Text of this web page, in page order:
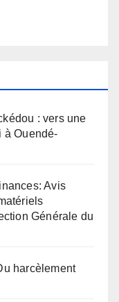
: vers une
à Ouendé-
Avis
Générale du
harcèlement